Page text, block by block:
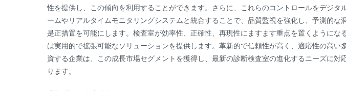
性を提供し、この傾向を利用することができます。さらに、これらのコントロールをデジタ
ームやリアルタイムモニタリングシステムと統合することで、品質監視を強化し、予測的な
是正措置を可能にします。検査室が効率性、正確性、再現性にますます重点を置くようにな
は実用的で拡張可能なソリューションを提供します。革新的で信頼性が高く、適応性の高い
資する企業は、この成長市場セグメントを獲得し、最新の診断検査室の進化するニーズに対
ります。